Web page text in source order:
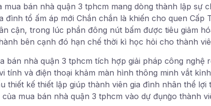
mua bán nhà quận 3 tphcm mang dòng thành lập
đình tổ ấm áp mới Chắn chắn là khiến cho quen
cận, trong lúc phần đông nút bấm được tiêu giảm
bên cạnh đó hạn chế thời kì học hỏi cho thành
bán nhà quận 3 tphcm tích hợp giải pháp công
tính và điện thoại khảm màn hình thông minh vắt
thiết kế thiết lập giúp thành viên gia đình nhân thể
mua bán nhà quận 3 tphcm vào dự đụng̀o thành